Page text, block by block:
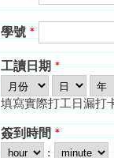
學號 *
工讀日期*
月份
日 年
填寫實際打工日漏打
簽到時間*
Hour
: Minute